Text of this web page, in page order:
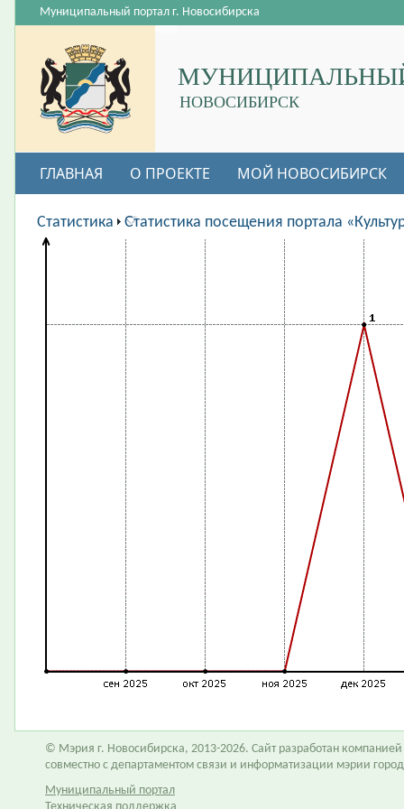
НОВОСИБИРСК
Муниципальный портал г. Новосибирска
ГЛАВНАЯ О ПРОЕКТЕ МОЙ НОВОСИБИРСК
ВАКАНСИИ
Статистика Статистика посещения портала
© Мэрия г. Новосибирска, 2013-2026. Сайт разработан компанией
совместно с департаментом связи и информатизации мэрии
Муниципальный портал